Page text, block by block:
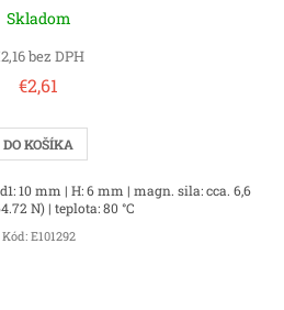
Skladom
bez DPH
€2,61
DO KOŠÍKA
10 mm | H: 6 mm | magn. sila: cca. 6,6
N) | teplota: 80 °C
Kód: E101292